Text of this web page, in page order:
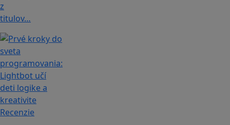
z
titulov…
Recenzie